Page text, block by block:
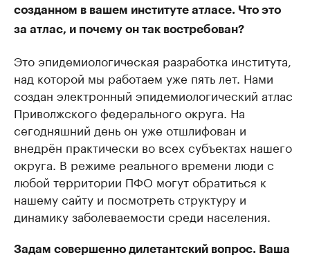
созданном в вашем институте атласе. Что это
за атлас, и почему он так востребован?
Это эпидемиологическая разработка института,
над которой мы работаем уже пять лет. Нами
создан электронный эпидемиологический атлас
Приволжского федерального округа. На
сегодняшний день он уже отшлифован и
внедрён практически во всех субъектах нашего
округа. В режиме реального времени люди с
любой территории ПФО могут обратиться к
нашему сайту и посмотреть структуру и
динамику заболеваемости среди населения.
Задам совершенно дилетантский вопрос. Ваша